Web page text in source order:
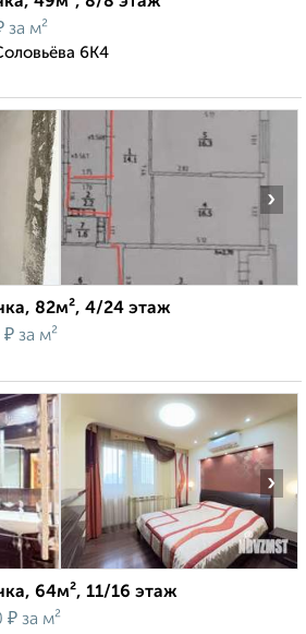
за м²
6К4
›
82м², 4/24 этаж
₽ за м²
›
64м², 11/16 этаж
₽ за м²